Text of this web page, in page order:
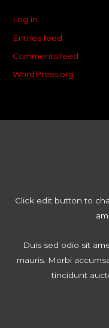
Log in
Entries feed
Comments feed
WordPress.org
Click edit button to
Duis sed odio sit
mauris. Morbi
tincidunt